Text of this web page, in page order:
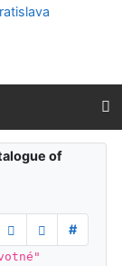
of
#